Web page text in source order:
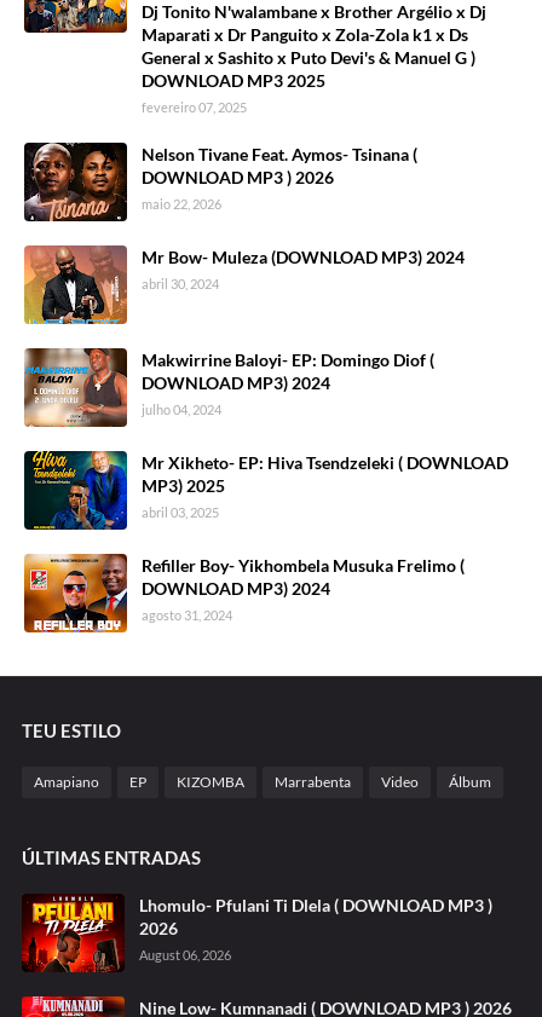
Dj Tonito N'walambane x Brother Argélio x Dj
Maparati x Dr Panguito x Zola-Zola k1 x Ds
General x Sashito x Puto Devi's & Manuel G )
DOWNLOAD MP3 2025
fevereiro 07, 2025
Nelson Tivane Feat. Aymos- Tsinana (
DOWNLOAD MP3 ) 2026
maio 22, 2026
Mr Bow- Muleza (DOWNLOAD MP3) 2024
abril 30, 2024
Makwirrine Baloyi- EP: Domingo Diof (
DOWNLOAD MP3) 2024
julho 04, 2024
Mr Xikheto- EP: Hiva Tsendzeleki ( DOWNLOAD
MP3) 2025
abril 03, 2025
Refiller Boy- Yikhombela Musuka Frelimo (
DOWNLOAD MP3) 2024
agosto 31, 2024
TEU ESTILO
Amapiano EP KIZOMBA Marrabenta Video Álbum
ÚLTIMAS ENTRADAS
Lhomulo- Pfulani Ti Dlela ( DOWNLOAD MP3 )
2026
August 06, 2026
Nine Low- Kumnanadi ( DOWNLOAD MP3 ) 2026